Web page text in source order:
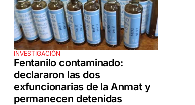
INVESTIGACIÓN
Fentanilo contaminado:
declararon las dos
exfuncionarias de la Anmat y
permanecen detenidas